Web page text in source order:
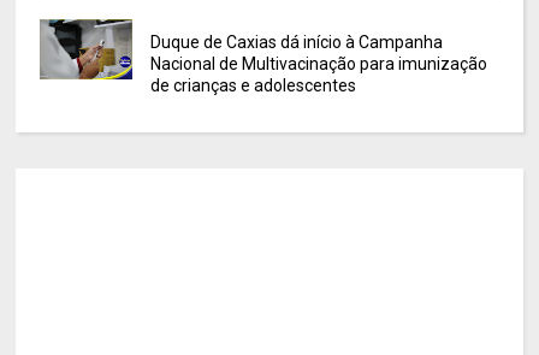
Duque de Caxias dá início à Campanha
Nacional de Multivacinação para imunização
de crianças e adolescentes